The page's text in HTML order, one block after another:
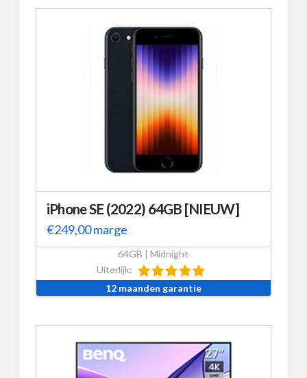
iPhone SE (2022) 64GB [NIEUW]
€249,00marge
64GB | Midnight
Uiterlijk:
12 maanden garantie